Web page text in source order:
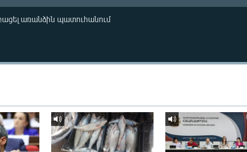
առանձին պատուհանում